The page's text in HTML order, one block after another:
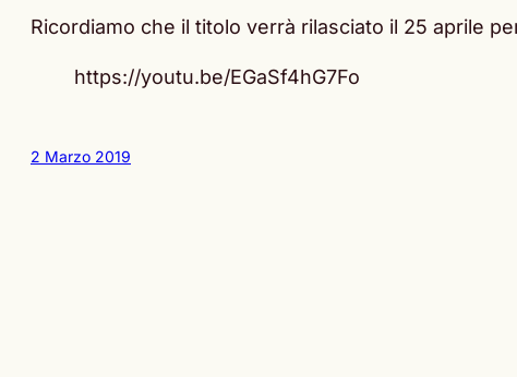
Ricordiamo che il titolo verrà rilasciato il 25 aprile
https://youtu.be/EGaSf4hG7Fo
2 Marzo 2019